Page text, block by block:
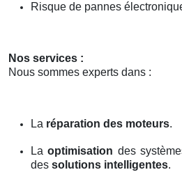
Risque de pannes
Nos services :
Nous sommes experts dans :
La réparation des moteurs.
Laoptimisation des
des solutions intelligentes.